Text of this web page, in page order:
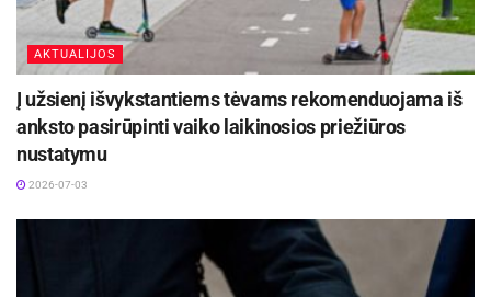
AKTUALIJOS
Į užsienį išvykstantiems tėvams rekomenduojama iš
anksto pasirūpinti vaiko laikinosios priežiūros
nustatymu
2026-07-03